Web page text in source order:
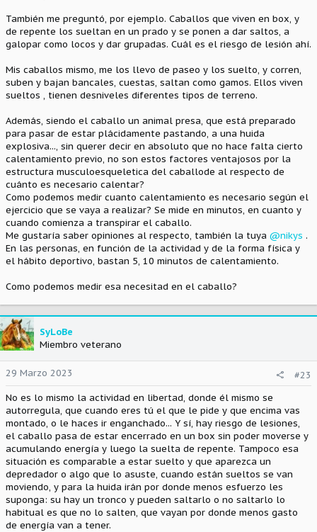
También me preguntó, por ejemplo. Caballos que viven en box, y
de repente los sueltan en un prado y se ponen a dar saltos, a
galopar como locos y dar grupadas. Cuál es el riesgo de lesión ahí.
Mis caballos mismo, me los llevo de paseo y los suelto, y corren,
suben y bajan bancales, cuestas, saltan como gamos. Ellos viven
sueltos , tienen desniveles diferentes tipos de terreno.
Además, siendo el caballo un animal presa, que está preparado
para pasar de estar plácidamente pastando, a una huida
explosiva..., sin querer decir en absoluto que no hace falta cierto
calentamiento previo, no son estos factores ventajosos por la
estructura musculoesqueletica del caballode al respecto de
cuánto es necesario calentar?
Como podemos medir cuanto calentamiento es necesario según el
ejercicio que se vaya a realizar? Se mide en minutos, en cuanto y
cuando comienza a transpirar el caballo.
Me gustaría saber opiniones al respecto, también la tuya @nikys .
En las personas, en función de la actividad y de la forma física y
el hábito deportivo, bastan 5, 10 minutos de calentamiento.
Como podemos medir esa necesitad en el caballo?
SyLoBe
Miembro veterano
29 Marzo 2023
#23
No es lo mismo la actividad en libertad, donde él mismo se
autorregula, que cuando eres tú el que le pide y que encima vas
montado, o le haces ir enganchado... Y sí, hay riesgo de lesiones,
el caballo pasa de estar encerrado en un box sin poder moverse y
acumulando energía y luego la suelta de repente. Tampoco esa
situación es comparable a estar suelto y que aparezca un
depredador o algo que lo asuste, cuando están sueltos se van
moviendo, y para la huida irán por donde menos esfuerzo les
suponga: su hay un tronco y pueden saltarlo o no saltarlo lo
habitual es que no lo salten, que vayan por donde menos gasto
de energía van a tener.